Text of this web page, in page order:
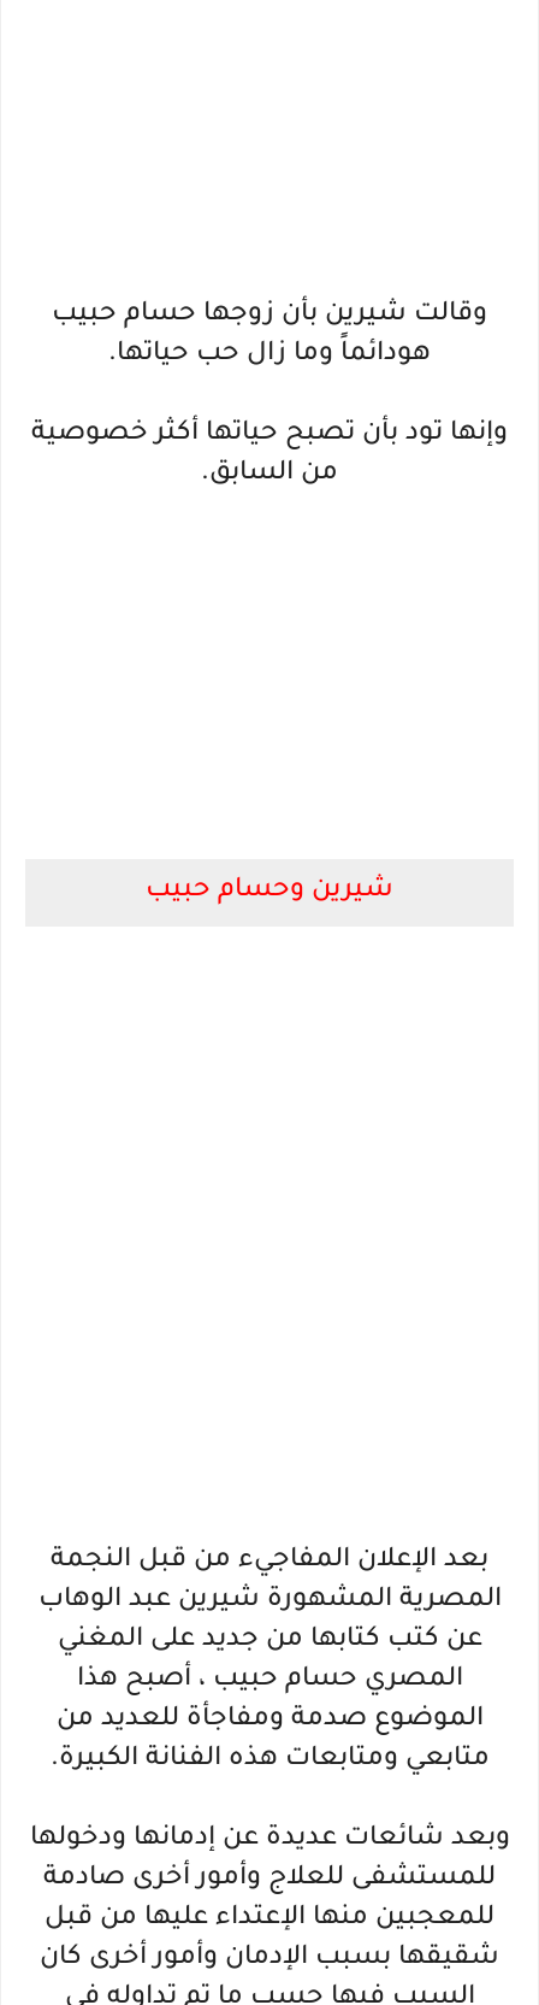
وقالت شيرين بأن زوجها حسام حبيب
هودائماً وما زال حب حياتها.
وإنها تود بأن تصبح حياتها أكثر خصوصية
من السابق.
شيرين وحسام حبيب
بعد الإعلان المفاجيء من قبل النجمة
المصرية المشهورة شيرين عبد الوهاب
عن كتب كتابها من جديد على المغني
المصري حسام حبيب ، أصبح هذا
الموضوع صدمة ومفاجأة للعديد من
متابعي ومتابعات هذه الفنانة الكبيرة.
وبعد شائعات عديدة عن إدمانها ودخولها
للمستشفى للعلاج وأمور أخرى صادمة
للمعجبين منها الإعتداء عليها من قبل
شقيقها بسبب الإدمان وأمور أخرى كان
السبب فيها حسب ما تم تداوله في